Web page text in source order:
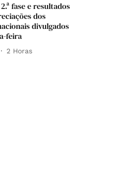
fase e resultados
dos
divulgados
feira
2 Horas